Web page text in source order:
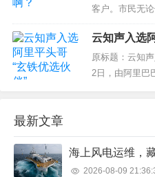
城市分别是南
客户。市民无
过身边的电话
捷、365天每天
的费用是市话
云知声入选
原标题：云知
2日，由阿里巴
铁优选伙伴”奖
最新文章
海上风电运维，
2026-08-09